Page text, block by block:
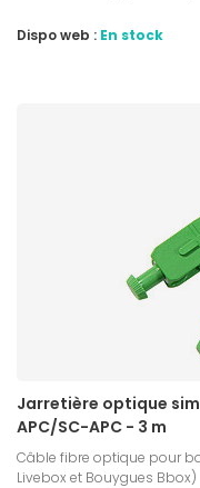
Dispo web : En stock
Jarretière optique
APC/SC-APC - 3 m
Câble fibre optique pour
Livebox et Bouygues Bbox)